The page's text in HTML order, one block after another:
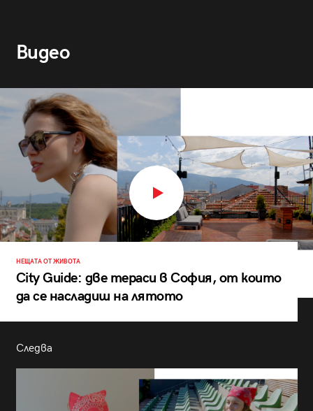
Видео
НЕЩАТА ОТ ЖИВОТА
City Guide: две тераси в София, от които
да се насладиш на лятото
Следва